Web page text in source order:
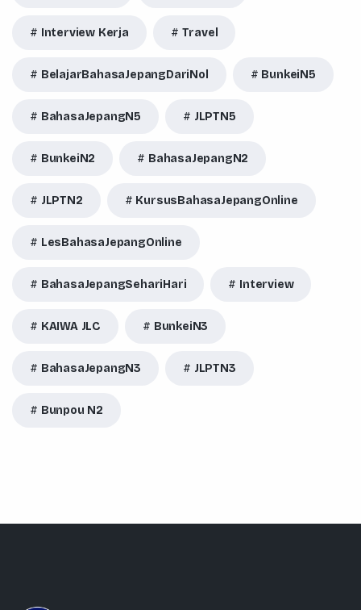
Interview Kerja Travel
BelajarBahasaJepangDariNol BunkeiN5
BahasaJepangN5 JLPTN5
BunkeiN2 BahasaJepangN2
JLPTN2 KursusBahasaJepangOnline
LesBahasaJepangOnline
BahasaJepangSehariHari Interview
KAIWA JLC BunkeiN3
BahasaJepangN3 JLPTN3
Bunpou N2